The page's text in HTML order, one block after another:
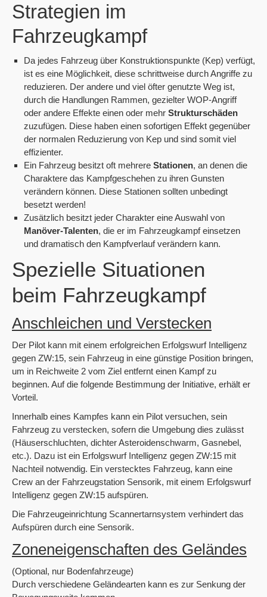
Strategien im
Fahrzeugkampf
Da jedes Fahrzeug über Konstruktionspunkte (Kep) verfügt,
ist es eine Möglichkeit, diese schrittweise durch Angriffe zu
reduzieren. Der andere und viel öfter genutzte Weg ist,
durch die Handlungen Rammen, gezielter WOP-Angriff
oder andere Effekte einen oder mehr Strukturschäden
zuzufügen. Diese haben einen sofortigen Effekt gegenüber
der normalen Reduzierung von Kep und sind somit viel
effizienter.
Ein Fahrzeug besitzt oft mehrere Stationen, an denen die
Charaktere das Kampfgeschehen zu ihren Gunsten
verändern können. Diese Stationen sollten unbedingt
besetzt werden!
Zusätzlich besitzt jeder Charakter eine Auswahl von
Manöver-Talenten, die er im Fahrzeugkampf einsetzen
und dramatisch den Kampfverlauf verändern kann.
Spezielle Situationen
beim Fahrzeugkampf
Anschleichen und Verstecken
Der Pilot kann mit einem erfolgreichen Erfolgswurf Intelligenz
gegen ZW:15, sein Fahrzeug in eine günstige Position bringen,
um in Reichweite 2 vom Ziel entfernt einen Kampf zu
beginnen. Auf die folgende Bestimmung der Initiative, erhält er
Vorteil.
Innerhalb eines Kampfes kann ein Pilot versuchen, sein
Fahrzeug zu verstecken, sofern die Umgebung dies zulässt
(Häuserschluchten, dichter Asteroidenschwarm, Gasnebel,
etc.). Dazu ist ein Erfolgswurf Intelligenz gegen ZW:15 mit
Nachteil notwendig. Ein verstecktes Fahrzeug, kann eine
Crew an der Fahrzeugstation Sensorik, mit einem Erfolgswurf
Intelligenz gegen ZW:15 aufspüren.
Die Fahrzeugeinrichtung Scannertarnsystem verhindert das
Aufspüren durch eine Sensorik.
Zoneneigenschaften des Geländes
(Optional, nur Bodenfahrzeuge)
Durch verschiedene Geländearten kann es zur Senkung der